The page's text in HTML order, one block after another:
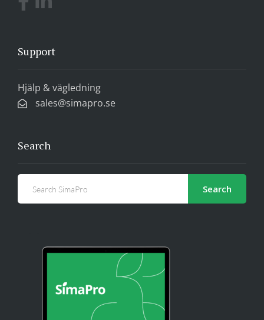
Support
Hjälp & vägledning
sales@simapro.se
Search
Search